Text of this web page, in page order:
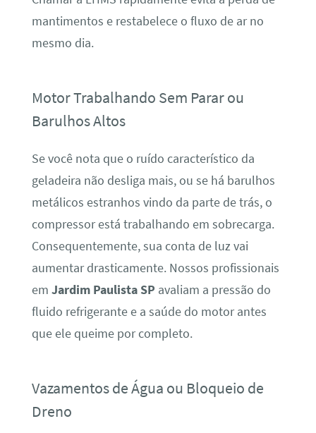
mantimentos e restabelece o fluxo de ar no
mesmo dia.
Motor Trabalhando Sem Parar ou
Barulhos Altos
Se você nota que o ruído característico da
geladeira não desliga mais, ou se há barulhos
metálicos estranhos vindo da parte de trás, o
compressor está trabalhando em sobrecarga.
Consequentemente, sua conta de luz vai
aumentar drasticamente. Nossos profissionais
em Jardim Paulista SP avaliam a pressão do
fluido refrigerante e a saúde do motor antes
que ele queime por completo.
Vazamentos de Água ou Bloqueio de
Dreno